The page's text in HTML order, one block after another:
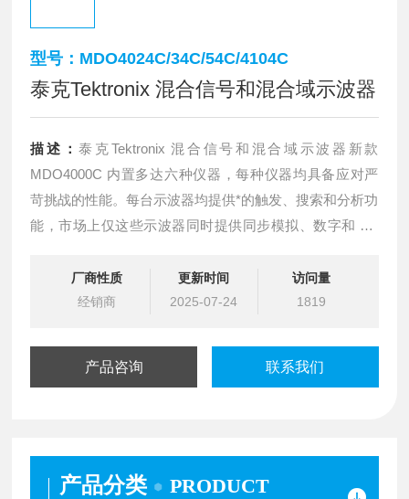
型号：MDO4024C/34C/54C/4104C
泰克Tektronix 混合信号和混合域示波器
描述：泰克Tektronix 混合信号和混合域示波器新款
MDO4000C 内置多达六种仪器，每种仪器均具备应对严
苛挑战的性能。每台示波器均提供*的触发、搜索和分析功
能，市场上仅这些示波器同时提供同步模拟、数字和 RF
的理想选择。
厂商性质
经销商
更新时间
2025-07-24
访问量
1819
产品咨询 联系我们
产品分类 PRODUCT